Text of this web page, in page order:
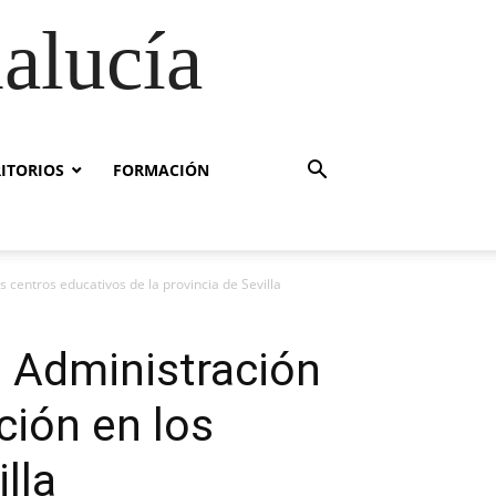
FORMACIÓN
educativos de la provincia de Sevilla
Administración
en los